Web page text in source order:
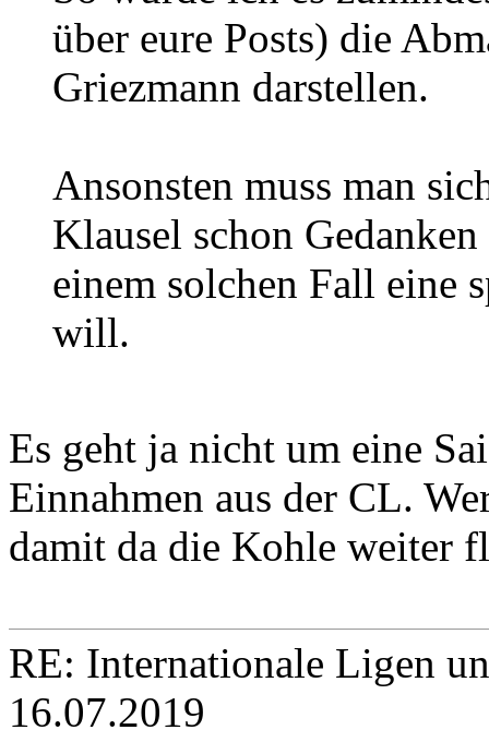
über eure Posts) die
Griezmann darstellen.
Ansonsten muss man
Klausel schon
einem solchen Fall eine
will.
Es geht ja nicht um eine
Einnahmen aus der CL.
damit da die Kohle weiter
RE: Internationale Ligen
16.07.2019